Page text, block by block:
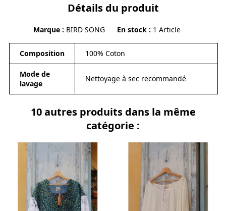
Détails du produit
Marque BIRD SONG En stock 1 Article
Composition 100% Coton
Mode de
lavage
Nettoyage à sec recommandé
10 autres produits dans la même
catégorie :